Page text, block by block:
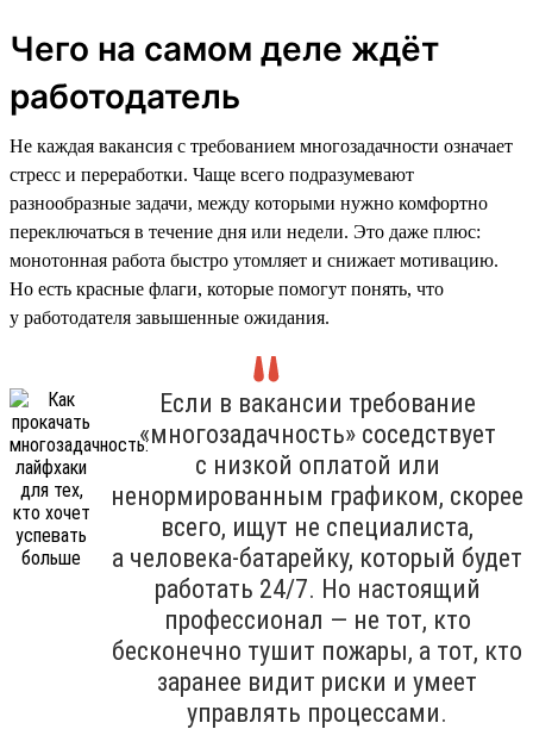
Чего на самом деле ждёт
работодатель
Не каждая вакансия с требованием многозадачности означает
стресс и переработки. Чаще всего подразумевают
разнообразные задачи, между которыми нужно комфортно
переключаться в течение дня или недели. Это даже плюс:
монотонная работа быстро утомляет и снижает мотивацию.
Но есть красные флаги, которые помогут понять, что
у работодателя завышенные ожидания.
Если в вакансии требование
«многозадачность» соседствует
с низкой оплатой или
ненормированным графиком, скорее
всего, ищут не специалиста,
а человека-батарейку, который будет
работать 24/7. Но настоящий
профессионал — не тот, кто
бесконечно тушит пожары, а тот, кто
заранее видит риски и умеет
управлять процессами.